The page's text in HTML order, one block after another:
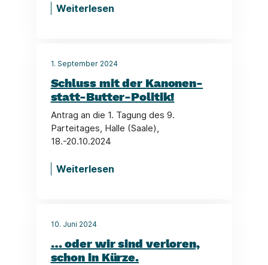
Weiterlesen
1. September 2024
Schluss mit der Kanonen-
statt-Butter-Politik!
Antrag an die 1. Tagung des 9.
Parteitages, Halle (Saale),
18.-20.10.2024
Weiterlesen
10. Juni 2024
… oder wir sind verloren,
schon in Kürze.